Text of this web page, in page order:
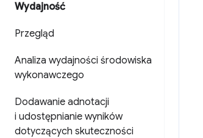
Wydajność
Przegląd
Analiza wydajności środowiska
wykonawczego
Dodawanie adnotacji
i udostępnianie wyników
dotyczących skuteczności